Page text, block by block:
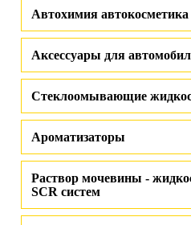
Автохимия автокосметика
Аксессуары для
Стеклоомывающие
Ароматизаторы
Раствор мочевины -
SCR систем